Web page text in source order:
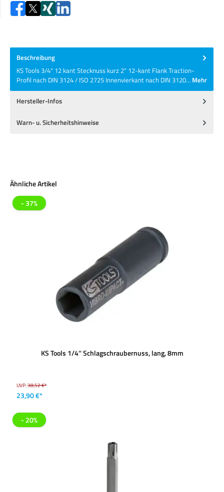
Beschreibung
KS Tools 3/4" 12 kant Stecknuss kurz 2" 12-kant Flank Traction-
Profil nach DIN 3124 / ISO 2725 Innenvierkant nach DIN 3120… Mehr
Hersteller-Infos
Warn- u. Sicherheitshinweise
Produktgalerie überspringen
Ähnliche Artikel
- 37%
KS Tools 1/4'' Schlagschraubernuss, lang, 8mm
UVP:38,52 €*
23,90 €*
- 20%